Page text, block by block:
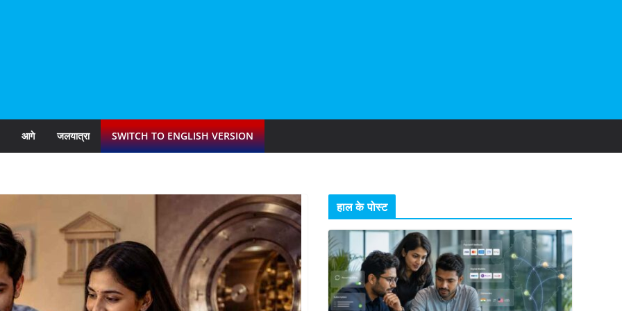
आगे जलयात्रा SWITCH TO ENGLISH VERSION
हाल के पोस्ट